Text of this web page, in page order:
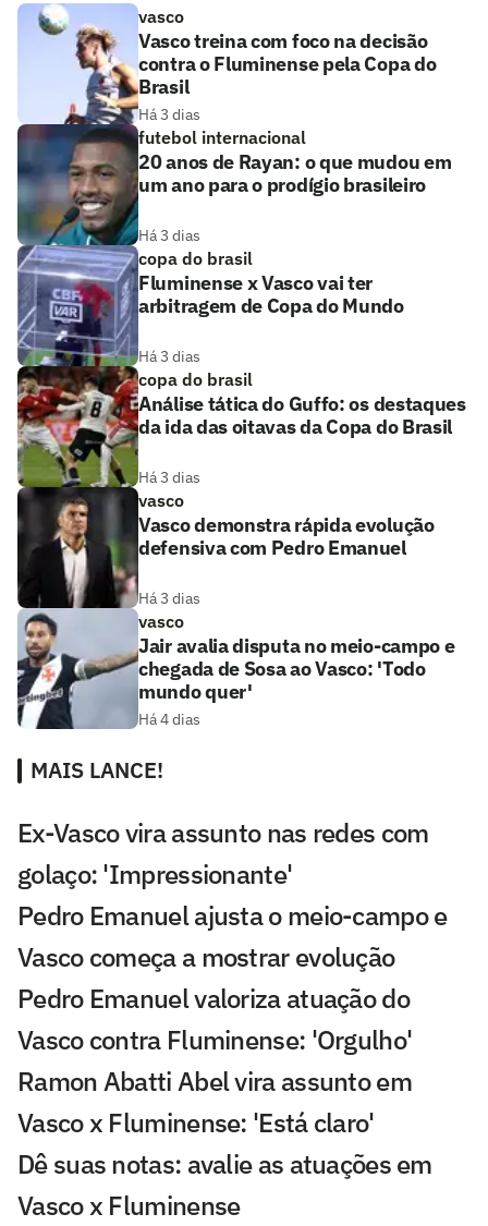
vasco
Vasco treina com foco na decisão
contra o Fluminense pela Copa do
Brasil
Há 3 dias
futebol internacional
20 anos de Rayan: o que mudou em
um ano para o prodígio brasileiro
Há 3 dias
copa do brasil
Fluminense x Vasco vai ter
arbitragem de Copa do Mundo
Há 3 dias
copa do brasil
Análise tática do Guffo: os destaques
da ida das oitavas da Copa do Brasil
Há 3 dias
vasco
Vasco demonstra rápida evolução
defensiva com Pedro Emanuel
Há 3 dias
vasco
Jair avalia disputa no meio-campo e
chegada de Sosa ao Vasco: 'Todo
mundo quer'
Há 4 dias
MAIS LANCE!
Ex-Vasco vira assunto nas redes com
golaço: 'Impressionante'
Pedro Emanuel ajusta o meio-campo e
Vasco começa a mostrar evolução
Pedro Emanuel valoriza atuação do
Vasco contra Fluminense: 'Orgulho'
Ramon Abatti Abel vira assunto em
Vasco x Fluminense: 'Está claro'
Dê suas notas: avalie as atuações em
Vasco x Fluminense